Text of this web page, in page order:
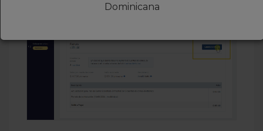
Dominicana